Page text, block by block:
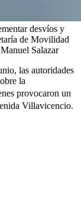
desvíos y
de Movilidad
Salazar
las autoridades
la
provocaron un
Villavicencio.